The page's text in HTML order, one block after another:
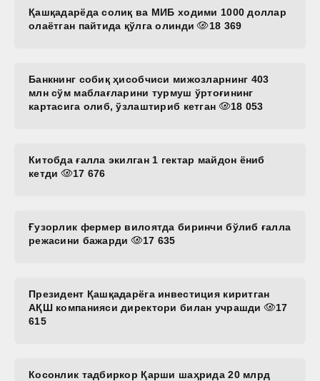
Қашқадарёда солиқ ва МИБ ходими 1000 доллар
олаётган пайтида қўлга олинди
18 369
Банкнинг собиқ ҳисобчиси мижозларнинг 403
млн сўм маблағларини турмуш ўртоғининг
картасига олиб, ўзлаштириб кетган
18 053
Китобда ғалла экилган 1 гектар майдон ёниб
кетди
17 676
Ғузорлик фермер вилоятда биринчи бўлиб ғалла
режасини бажарди
17 635
Президент Қашқадарёга инвестиция киритган
АҚШ компанияси директори билан учрашди
17
615
Косонлик тадбиркор Қарши шаҳрида 20 млрд